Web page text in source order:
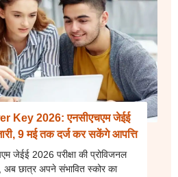
Key 2026: एनसीएचएम जेईई
9 मई तक दर्ज कर सकेंगे आपत्ति
जेईई 2026 परीक्षा की प्रोविजनल
अब छात्र अपने संभावित स्कोर का